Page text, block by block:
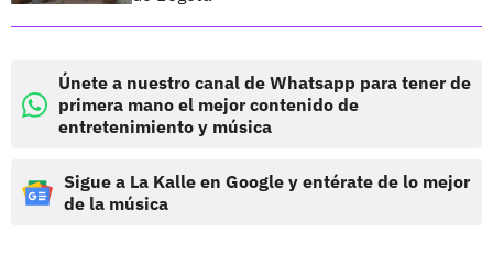
Únete a nuestro canal de Whatsapp para tener de
primera mano el mejor contenido de
entretenimiento y música
Sigue a La Kalle en Google y entérate de lo mejor
de la música